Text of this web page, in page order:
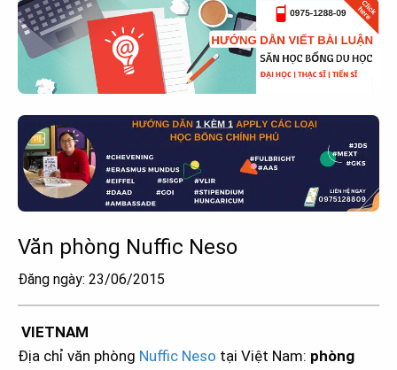
Văn phòng Nuffic Neso
Đăng ngày: 23/06/2015
VIETNAM
Địa chỉ văn phòng Nuffic Neso tại Việt Nam: phòng